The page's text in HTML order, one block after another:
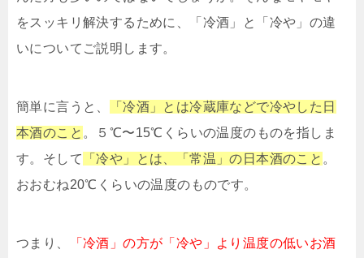
をスッキリ解決するために、「冷酒」と「冷や」の違
いについてご説明します。
簡単に言うと、
「冷酒」とは冷蔵庫などで冷やした日
本酒のこと 。５℃〜15℃くらいの温度のものを指しま
す。そして
「冷や」とは、「常温」の日本酒のこと 。
おおむね20℃くらいの温度のものです。
つまり、
「冷酒」の方が「冷や」より温度の低いお酒